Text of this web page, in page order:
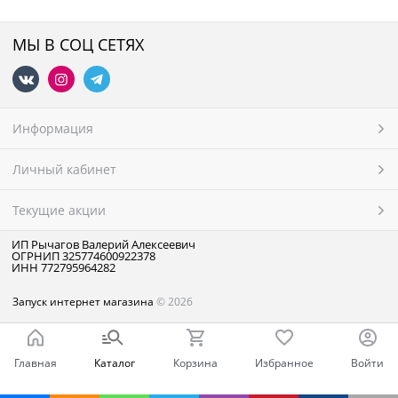
МЫ В СОЦ СЕТЯХ
Информация
Личный кабинет
Текущие акции
ИП Рычагов Валерий Алексеевич
ОГРНИП 325774600922378
ИНН 772795964282
Запуск интернет магазина © 2026
Главная Каталог Корзина Избранное Войти